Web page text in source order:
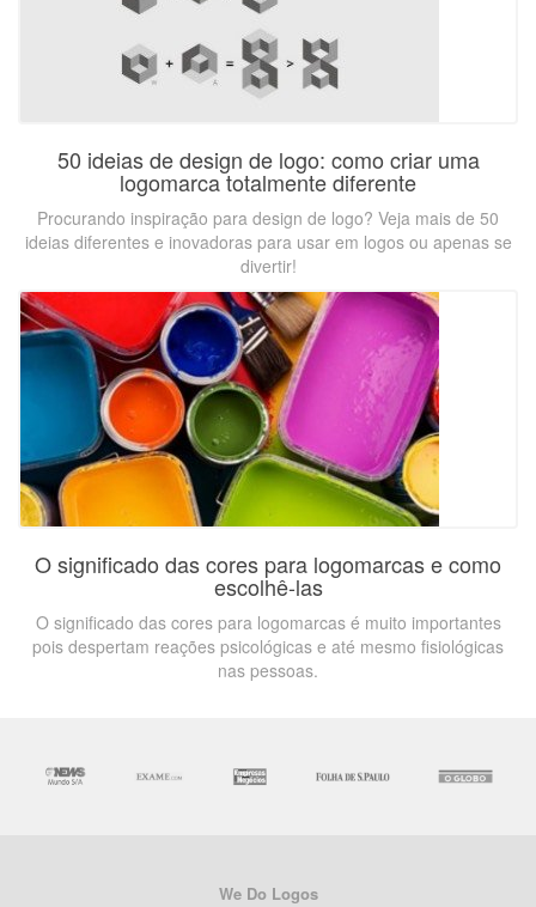
50 ideias de design de logo: como criar uma
logomarca totalmente diferente
Procurando inspiração para design de logo? Veja mais de 50
ideias diferentes e inovadoras para usar em logos ou apenas se
divertir!
O significado das cores para logomarcas e como
escolhê-las
O significado das cores para logomarcas é muito importantes
pois despertam reações psicológicas e até mesmo fisiológicas
nas pessoas.
We Do Logos